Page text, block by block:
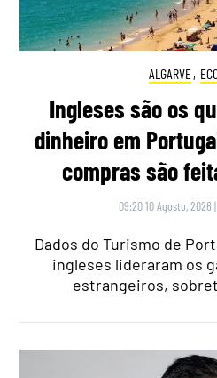
ALGARVE,
Ingleses são os
dinheiro em
compras são
09:20 10 Agosto, 2026 |
Dados do Turismo de
ingleses lideraram os
estrangeiros,